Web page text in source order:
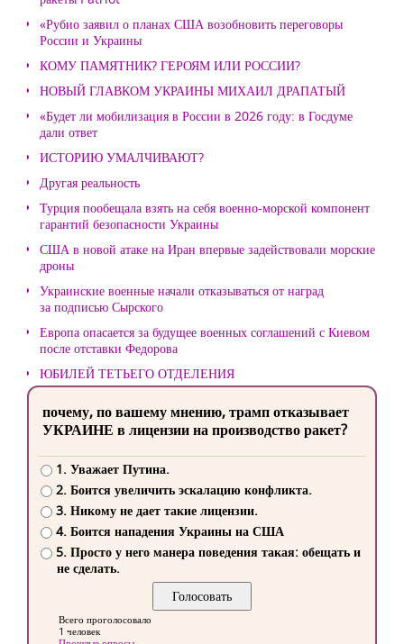
«Рубио заявил о планах США возобновить переговоры
России и Украины
КОМУ ПАМЯТНИК? ГЕРОЯМ ИЛИ РОССИИ?
НОВЫЙ ГЛАВКОМ УКРАИНЫ МИХАИЛ ДРАПАТЫЙ
«Будет ли мобилизация в России в 2026 году: в Госдуме
дали ответ
ИСТОРИЮ УМАЛЧИВАЮТ?
Другая реальность
Турция пообещала взять на себя военно-морской компонент
гарантий безопасности Украины
США в новой атаке на Иран впервые задействовали морские
дроны
Украинские военные начали отказываться от наград
за подписью Сырского
Европа опасается за будущее военных соглашений с Киевом
после отставки Федорова
ЮБИЛЕЙ ТЕТЬЕГО ОТДЕЛЕНИЯ
почему, по вашему мнению, трамп отказывает
УКРАИНЕ в лицензии на производство ракет?
1. Уважает Путина.
2. Боится увеличить эскалацию конфликта.
3. Никому не дает такие лицензии.
4. Боится нападения Украины на США
5. Просто у него манера поведения такая: обещать и
не сделать.
Всего проголосовало
1 человек